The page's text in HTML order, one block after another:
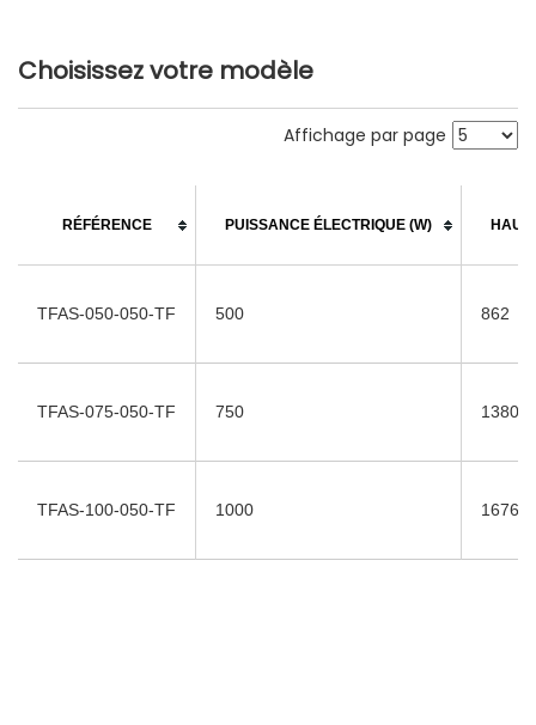
Choisissez votre modèle
Affichage par page
RÉFÉRENCE PUISSANCE ÉLECTRIQUE (W)
TFAS-050-050-TF 500 862
TFAS-075-050-TF 750 1380
TFAS-100-050-TF 1000 1676